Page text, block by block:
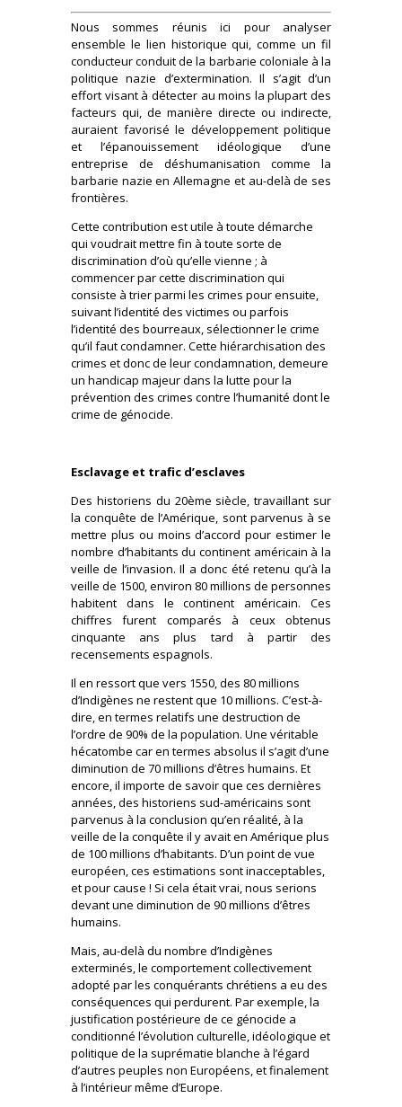
Nous sommes réunis ici pour analyser
ensemble le lien historique qui, comme un fil
conducteur conduit de la barbarie coloniale à la
politique nazie d’extermination. Il s’agit d’un
effort visant à détecter au moins la plupart des
facteurs qui, de manière directe ou indirecte,
auraient favorisé le développement politique
et l’épanouissement idéologique d’une
entreprise de déshumanisation comme la
barbarie nazie en Allemagne et au-delà de ses
frontières.
Cette contribution est utile à toute démarche
qui voudrait mettre fin à toute sorte de
discrimination d’où qu’elle vienne ; à
commencer par cette discrimination qui
consiste à trier parmi les crimes pour ensuite,
suivant l’identité des victimes ou parfois
l’identité des bourreaux, sélectionner le crime
qu’il faut condamner. Cette hiérarchisation des
crimes et donc de leur condamnation, demeure
un handicap majeur dans la lutte pour la
prévention des crimes contre l’humanité dont le
crime de génocide.
Esclavage et trafic d’esclaves
Des historiens du 20ème siècle, travaillant sur
la conquête de l’Amérique, sont parvenus à se
mettre plus ou moins d’accord pour estimer le
nombre d’habitants du continent américain à la
veille de l’invasion. Il a donc été retenu qu’à la
veille de 1500, environ 80 millions de personnes
habitent dans le continent américain. Ces
chiffres furent comparés à ceux obtenus
cinquante ans plus tard à partir des
recensements espagnols.
Il en ressort que vers 1550, des 80 millions
d’Indigènes ne restent que 10 millions. C’est-à-
dire, en termes relatifs une destruction de
l’ordre de 90% de la population. Une véritable
hécatombe car en termes absolus il s’agit d’une
diminution de 70 millions d’êtres humains. Et
encore, il importe de savoir que ces dernières
années, des historiens sud-américains sont
parvenus à la conclusion qu’en réalité, à la
veille de la conquête il y avait en Amérique plus
de 100 millions d’habitants. D’un point de vue
européen, ces estimations sont inacceptables,
et pour cause ! Si cela était vrai, nous serions
devant une diminution de 90 millions d’êtres
humains.
Mais, au-delà du nombre d’Indigènes
exterminés, le comportement collectivement
adopté par les conquérants chrétiens a eu des
conséquences qui perdurent. Par exemple, la
justification postérieure de ce génocide a
conditionné l’évolution culturelle, idéologique et
politique de la suprématie blanche à l’égard
d’autres peuples non Européens, et finalement
à l’intérieur même d’Europe.